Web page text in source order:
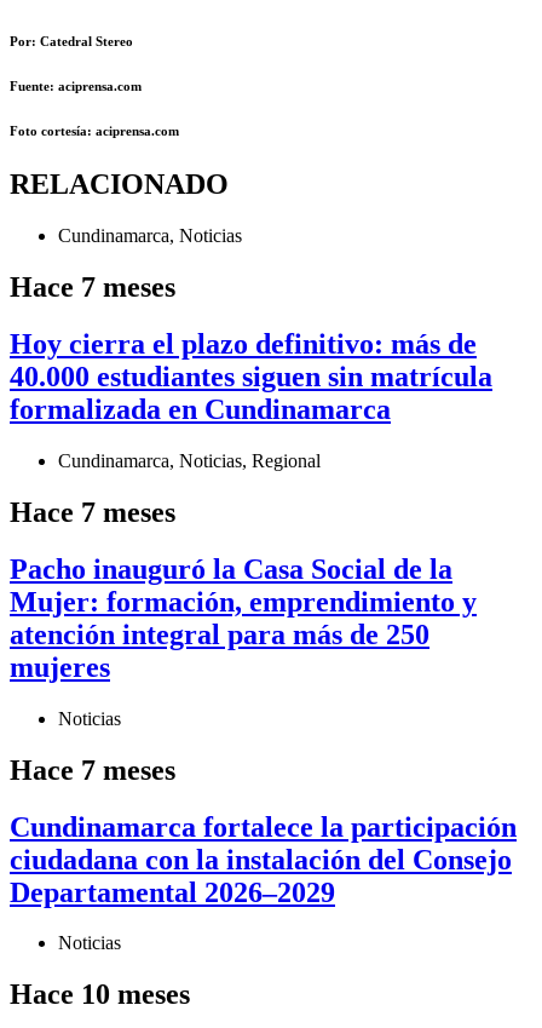
Por: Catedral Stereo
Fuente: aciprensa.com
Foto cortesía: aciprensa.com
RELACIONADO
Cundinamarca, Noticias
Hace 7 meses
Hoy cierra el plazo definitivo: más de
40.000 estudiantes siguen sin matrícula
formalizada en Cundinamarca
Cundinamarca, Noticias, Regional
Hace 7 meses
Pacho inauguró la Casa Social de la
Mujer: formación, emprendimiento y
atención integral para más de 250
mujeres
Noticias
Hace 7 meses
Cundinamarca fortalece la participación
ciudadana con la instalación del Consejo
Departamental 2026–2029
Noticias
Hace 10 meses